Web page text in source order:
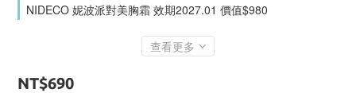
NIDECO 妮波派對美胸霜 效期2027.01 價值$980
查看更多
NT$690